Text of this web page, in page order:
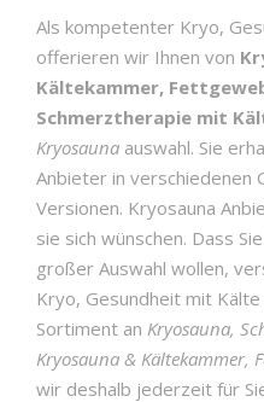
Als kompetenter Kryo,
offerieren wir Ihnen von
Kältekammer,
Schmerztherapie mit
Kryosauna auswahl. Sie
Anbieter in verschiedenen
Versionen. Kryosauna
sie sich wünschen. Dass
großer Auswahl wollen,
Kryo, Gesundheit mit Kälte
Sortiment an Kryosauna,
Kryosauna & Kältekammer,
wir deshalb jederzeit für